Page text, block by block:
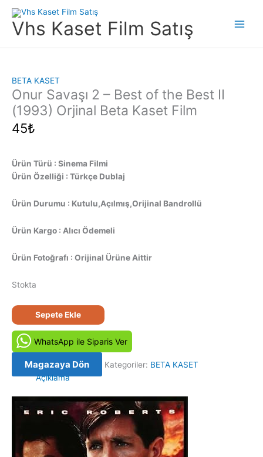
atlaVhs Kaset Film Satış
BETA KASET
Onur Savaşı 2 – Best of the Best II
(1993) Orjinal Beta Kaset Film
45₺
Ürün Türü : Sinema Filmi
Ürün Özelliği : Türkçe Dublaj
Ürün Durumu : Kutulu,Açılmış,Orijinal Bandrollü
Ürün Kargo : Alıcı Ödemeli
Ürün Fotoğrafı : Orijinal Ürüne Aittir
Stokta
Onur
Savaşı
-
Best
of
Orjinal
Beta
Sepete Ekle
WhatsApp ile Siparis Ver
Magazaya Dön Kategoriler: BETA KASET
Açıklama